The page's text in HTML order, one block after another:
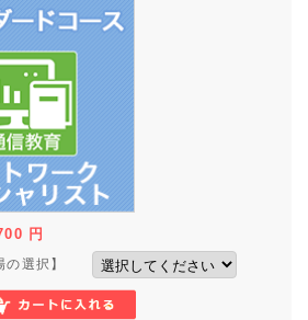
円
の選択】